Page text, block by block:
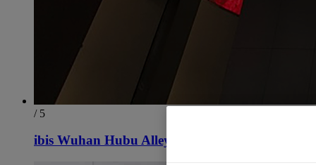
/ 5
ibis Wuhan Hubu Alley Hotel